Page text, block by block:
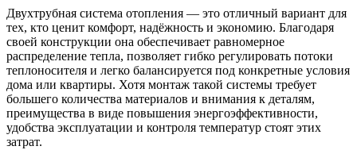
Двухтрубная система отопления — это отличный вариант для
тех, кто ценит комфорт, надёжность и экономию. Благодаря
своей конструкции она обеспечивает равномерное
распределение тепла, позволяет гибко регулировать потоки
теплоносителя и легко балансируется под конкретные условия
дома или квартиры. Хотя монтаж такой системы требует
большего количества материалов и внимания к деталям,
преимущества в виде повышения энергоэффективности,
удобства эксплуатации и контроля температур стоят этих
затрат.